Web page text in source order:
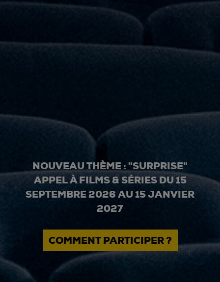
NOUVEAU THÈME : "SURPRISE"
APPEL À FILMS & SÉRIES DU 15
SEPTEMBRE 2026 AU 15 JANVIER
2027
COMMENT PARTICIPER ?